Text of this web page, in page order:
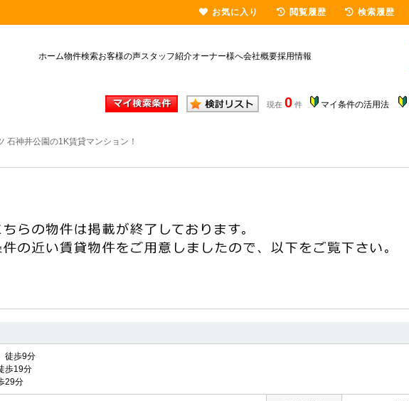
ホーム物件検索お客様の声スタッフ紹介オーナー様へ会社概要採用情報
現在 0 件 マイ条件の活用法
石神井公園の1K賃貸マンション！
徒歩9分
歩19分
29分
お気に入り 閲覧履歴 検索履歴